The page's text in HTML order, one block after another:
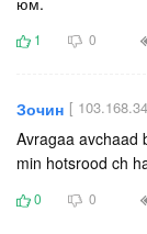
1 0
Зочин [
Avragaa avchaad
min hotsrood ch
0 0